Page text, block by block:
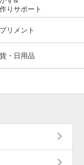
りサポート
リメント
・日用品